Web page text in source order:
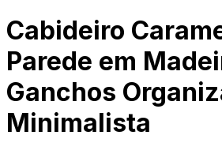
Cabideiro
Parede em
Ganchos
Minimalista